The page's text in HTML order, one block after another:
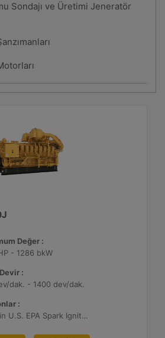
Sondajı ve Üretimi Jeneratör
Değer :
- 1286 bkW
:
dak. - 1400 dev/dak.
:
2010 için U.S. EPA Spark Ignited Stationary NSPS emisyonlar